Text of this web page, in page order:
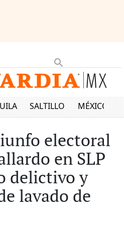
SALTILLO MÉXICO
electoral
en SLP
delictivo y
lavado de